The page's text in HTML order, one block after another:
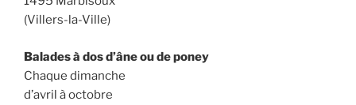
(Villers-la-Ville)
Balades à dos d’âne ou de poney
Chaque dimanche
d’avril à octobre